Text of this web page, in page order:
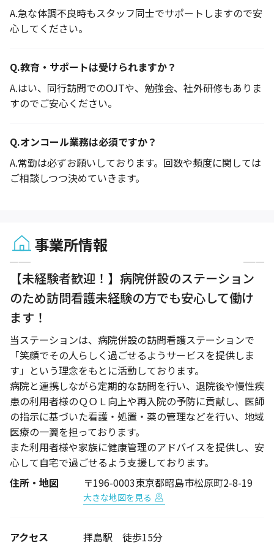
A.急な体調不良時もスタッフ同士でサポートしますので安
心してください。
Q.教育・サポートは受けられますか？
A.はい、同行訪問でのOJTや、勉強会、社外研修もありま
すのでご安心ください。
Q.オンコール業務は必須ですか？
A.常勤は必ずお願いしております。回数や頻度に関しては
ご相談しつつ決めていきます。
事業所情報
【未経験者歓迎！】病院併設のステーション
のため訪問看護未経験の方でも安心して働け
ます！
当ステーションは、病院併設の訪問看護ステーションで
「笑顔でその人らしく過ごせるようサービスを提供しま
す」という理念をもとに活動しております。
病院と連携しながら定期的な訪問を行い、退院後や慢性疾
患の利用者様のＱＯＬ向上や再入院の予防に貢献し、医師
の指示に基づいた看護・処置・薬の管理などを行い、地域
医療の一翼を担っております。
また利用者様や家族に健康管理のアドバイスを提供し、安
心して自宅で過ごせるよう支援しております。
住所・地図
〒196-0003東京都昭島市松原町2-8-19
大きな地図を見る
アクセス 拝島駅 徒歩15分